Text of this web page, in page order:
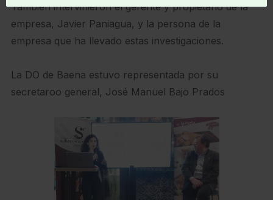
También intervinieron el gerente y propietario de la
empresa, Javier Paniagua, y la persona de la
empresa que ha llevado estas investigaciones.
La DO de Baena estuvo representada por su
secretaroo general, José Manuel Bajo Prados